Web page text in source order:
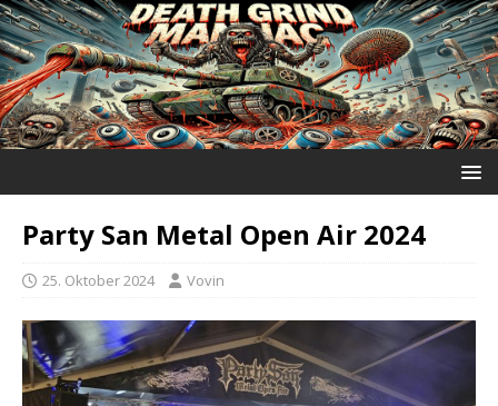
Party San Metal Open Air 2024
25. Oktober 2024 Vovin